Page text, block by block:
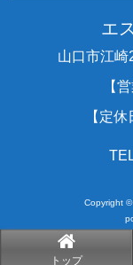
トップ
エ
山口市江崎
【
【定
Copyright